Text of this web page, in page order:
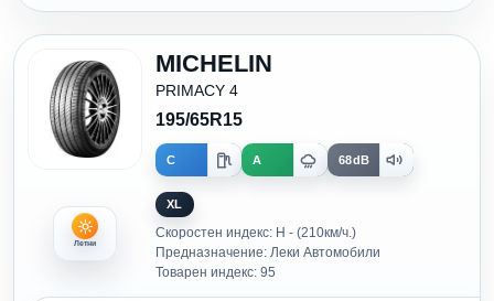
Летни
MICHELIN
PRIMACY 4
195/65R15
C A 68dB
XL
Скоростен индекс: H - (210км/ч.)
Предназначение: Леки Автомобили
Товарен индекс: 95